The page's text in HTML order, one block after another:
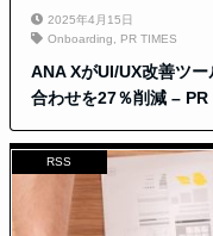
2025年4月15日
Onboarding
PR TIMES
ANA XがUI/UX改善ツ
合わせを27％削減 – PR
RSS